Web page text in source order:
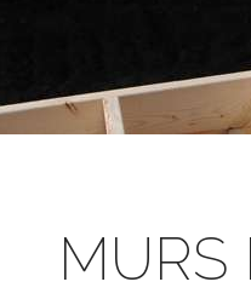
MURS